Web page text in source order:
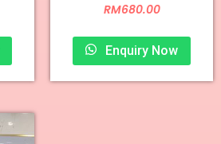
RM680.00
Enquiry Now